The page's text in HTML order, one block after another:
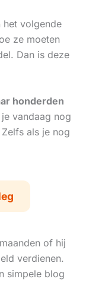
het volgende
ze moeten
Dan is deze
honderden
je vandaag nog
als je nog
of hij
verdienen.
simpele blog